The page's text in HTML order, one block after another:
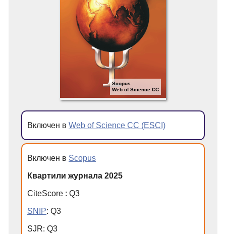
Scopus
Web of Science CC
Включен в Web of Science CC (ESCI)
Включен в Scopus
Квартили журнала 2025
CiteScore : Q3
SNIP: Q3
SJR: Q3